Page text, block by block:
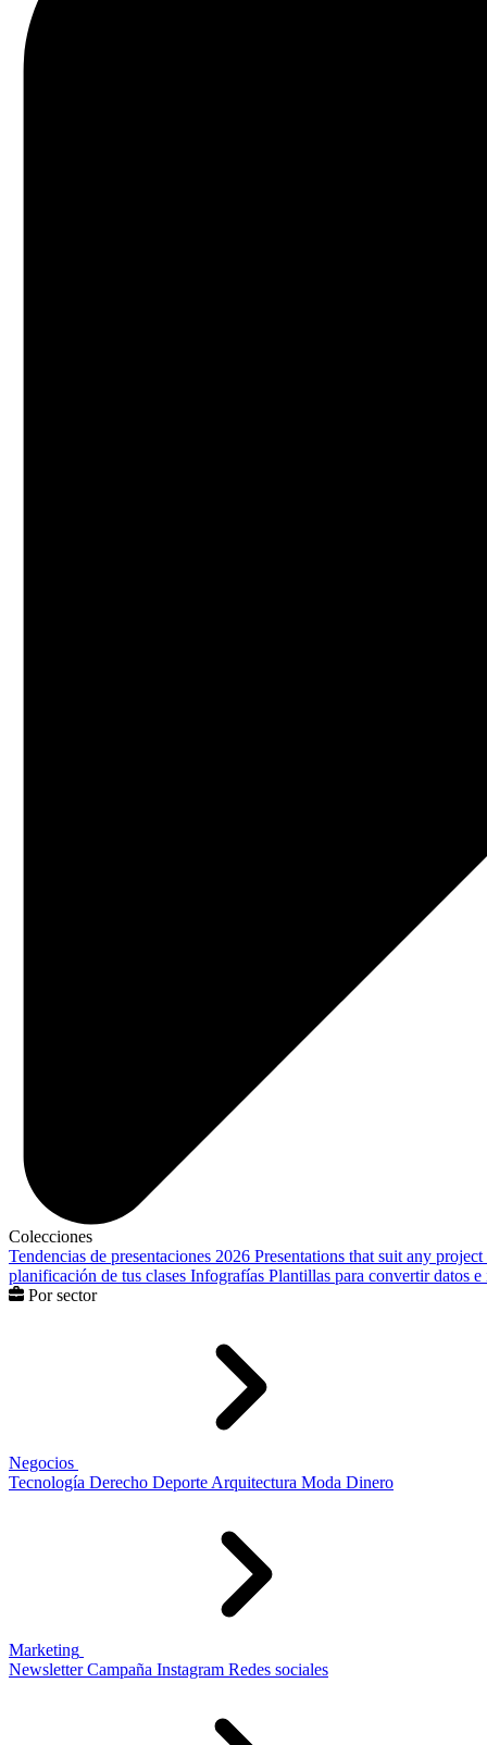
Colecciones
Tendencias de presentaciones 2026 Presentations that suit any project
planificación de tus clases Infografías Plantillas para convertir datos
Por sector
Negocios
Tecnología Derecho Deporte Arquitectura Moda Dinero
Marketing
Newsletter Campaña Instagram Redes sociales